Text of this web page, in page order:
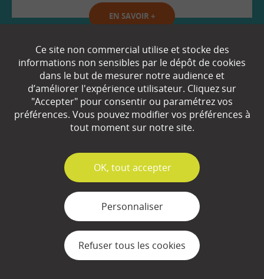
EN SAVOIR +
Qui sommes-nous ?
Partenaires
Espace Presse
Plan du site
Mentions légales
Gestion des cookies
Ce site non commercial utilise et stocke des
informations non sensibles par le dépôt de cookies
dans le but de mesurer notre audience et
d’améliorer l'expérience utilisateur. Cliquez sur
"Accepter" pour consentir ou paramétrez vos
préférences. Vous pouvez modifier vos préférences à
tout moment sur notre site.
✓
OK, tout accepter
Personnaliser
Refuser tous les cookies